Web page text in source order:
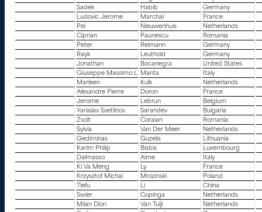
Sadek
Habib
Germany
Ludovic Jerome
Marchal
France
Pel
Nieuwenhuis
Netherlands
Ciprian
Paunescu
Romania
Peter
Reimann
Germany
Rayk
Leuthold
Germany
Jonathan
Bocanegra
United States
Giuseppe Massimo L Manta
Italy
Marleen
Kulk
Netherlands
Alexandre Pierre
Doron
France
Jerome
Lebrun
Belgium
Yanislav Svetlinov
Sarandev
Bulgaria
Zsolt
Coraian
Romania
Sylvia
Van Der Meer
Netherlands
Gediminas
Guzelis
Lithuania
Karim Philip
Bisbis
Luxembourg
Dalmasso
Aime
Italy
Ki Va Meng
Ly
France
Krzysztof Michal
Mrozinski
Poland
Tiefu
Li
China
Swier
Copinga
Netherlands
Milan Dion
Van Tuijl
Netherlands